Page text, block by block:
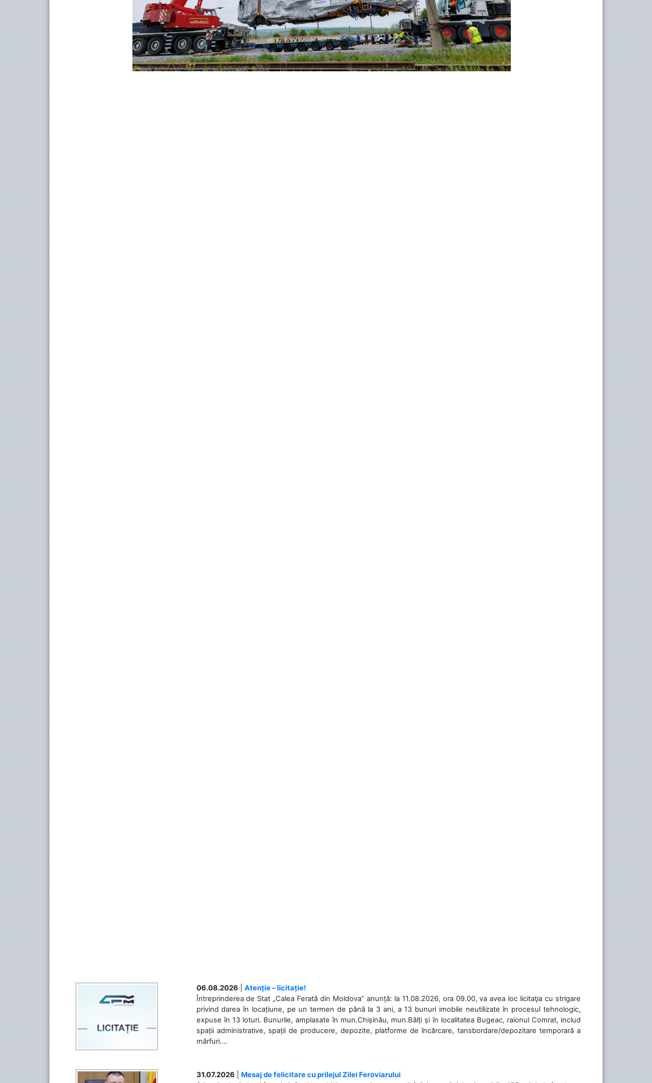
06.08.2026
Atenție – licitație!
Întreprinderea de Stat „Calea Ferată din Moldova” anunță: la 11.08.2026, ora 09.00, va avea loc licitaţia cu strigare
privind darea în locațiune, pe un termen de până la 3 ani, a 13 bunuri imobile neutilizate în procesul tehnologic,
expuse în 13 loturi. Bunurile, amplasate în mun.Chișinău, mun.Bălți și în localitatea Bugeac, raionul Comrat, includ
spații administrative, spații de producere, depozite, platforme de încărcare, tansbordare/depozitare temporară a
mărfuri....
31.07.2026
Mesaj de felicitare cu prilejul Zilei Feroviarului